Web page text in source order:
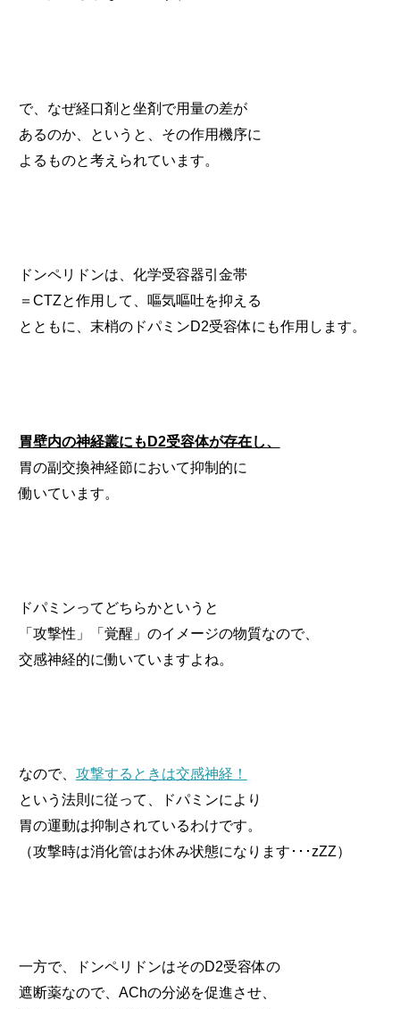
で、なぜ経口剤と坐剤で用量の差が
あるのか、というと、その作用機序に
よるものと考えられています。
ドンペリドンは、化学受容器引金帯
＝CTZと作用して、嘔気嘔吐を抑える
とともに、末梢のドパミンD2受容体にも作用します。
胃壁内の神経叢にもD2受容体が存在し、
胃の副交換神経節において抑制的に
働いています。
ドパミンってどちらかというと
「攻撃性」「覚醒」のイメージの物質なので、
交感神経的に働いていますよね。
なので、 攻撃するときは交感神経！
という法則に従って、ドパミンにより
胃の運動は抑制されているわけです。
（攻撃時は消化管はお休み状態になります･･･zZZ）
一方で、ドンペリドンはそのD2受容体の
遮断薬なので、AChの分泌を促進させ、